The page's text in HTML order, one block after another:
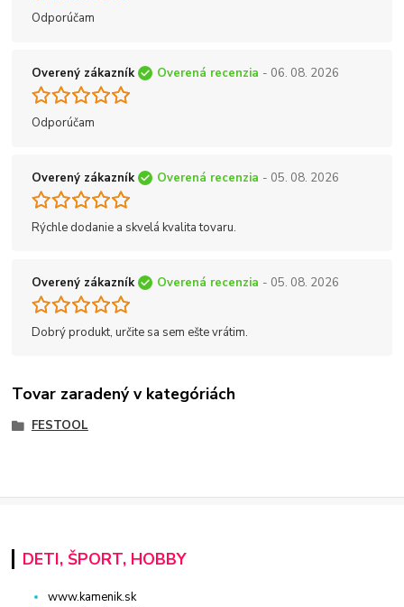
Odporúčam
Overený zákazník Overená recenzia - 06. 08. 2026
Odporúčam
Overený zákazník Overená recenzia - 05. 08. 2026
Rýchle dodanie a skvelá kvalita tovaru.
Overený zákazník Overená recenzia - 05. 08. 2026
Dobrý produkt, určite sa sem ešte vrátim.
Tovar zaradený v kategóriách
FESTOOL
DETI, ŠPORT, HOBBY
www.kamenik.sk